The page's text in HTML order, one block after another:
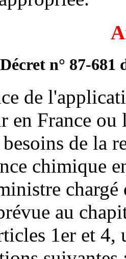
n° 87-681
de
en France
de la
chimique
au
1er et